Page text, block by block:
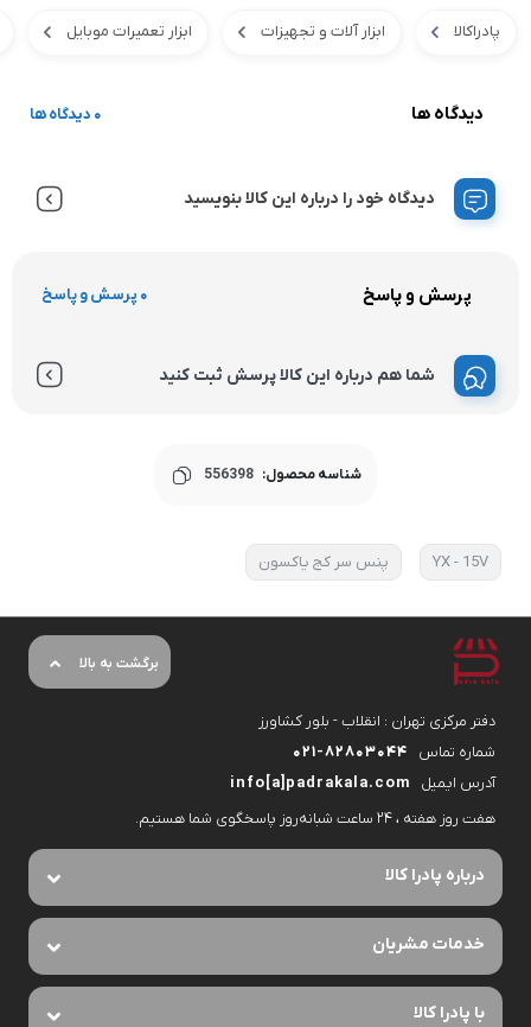
پادراکالا ابزار آلات و تجهیزات ابزار تعمیرات موبایل
دیدگاه ها 0 دیدگاه ها
دیدگاه خود را درباره این کالا بنویسید
پرسش و پاسخ 0 پرسش و پاسخ
شما هم درباره این کالا پرسش ثبت کنید
شناسه محصول: 556398
YX - 15V پنس سر کج یاکسون
برگشت به بالا
دفتر مرکزی تهران : انقلاب - بلور کشاورز
شماره تماس
۰۲۱-۸۲۸۰۳۰۴۴
آدرس ایمیل
info[a]padrakala.com
هفت روز هفته ، ۲۴ ساعت شبانه‌روز پاسخگوی شما هستیم.
درباره پادرا کالا
خدمات مشریان
با پادرا کالا